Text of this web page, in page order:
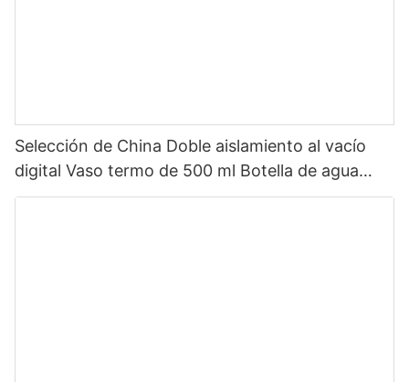
Selección de China Doble aislamiento al vacío
digital Vaso termo de 500 ml Botella de agua
inteligente de acero inoxidable con pantalla LED